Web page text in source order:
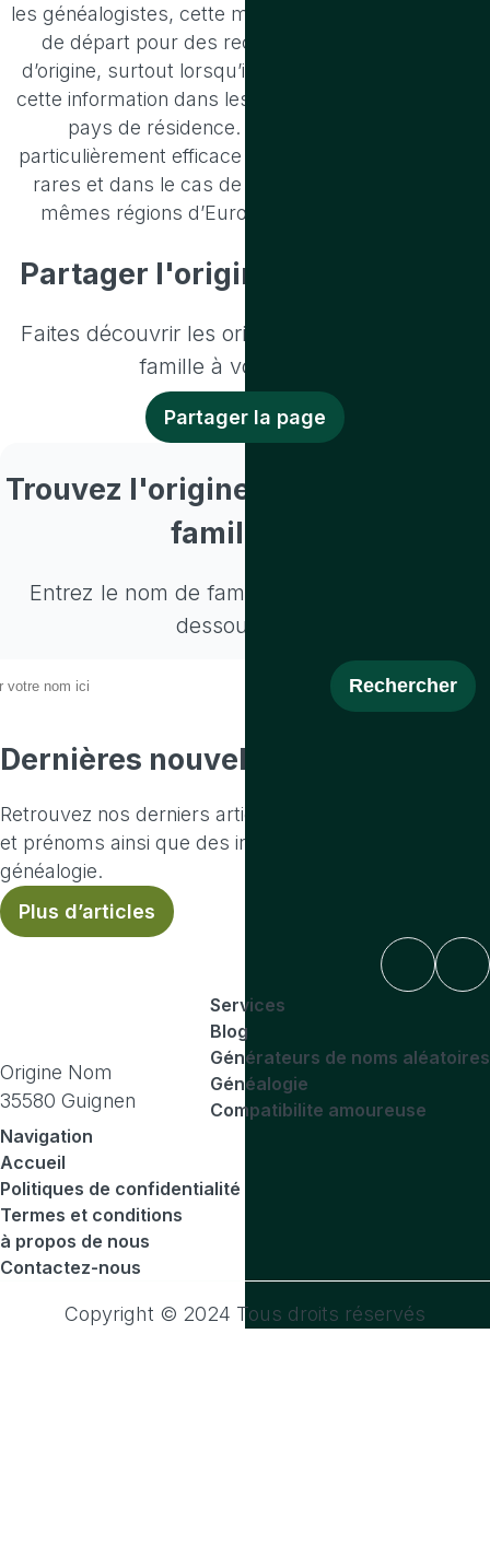
les généalogistes, cette méthode constitue un point
de départ pour des recherches dans le pays
d’origine, surtout lorsqu’il est difficile de retrouver
cette information dans les documents du nouveau
pays de résidence. Cette approche est
particulièrement efficace pour les noms de famille
rares et dans le cas de familles vivant dans les
mêmes régions d’Europe depuis des siècles.
Partager l'origine de votre nom
Faites découvrir les origines de votre nom de
famille à vos proches
Partager la page
Trouvez l'origine d'un nom de
famille
Entrez le nom de famille recherché ci-
dessous:
Dernières nouvelles
Retrouvez nos derniers articles sur l'origine des noms
et prénoms ainsi que des informations sur la
généalogie.
Plus d’articles
Origine Nom
35580 Guignen
Services
Blog
Générateurs de noms aléatoires
Généalogie
Compatibilite amoureuse
Navigation
Accueil
Politiques de confidentialité
Termes et conditions
à propos de nous
Contactez-nous
Copyright © 2024 Tous droits réservés